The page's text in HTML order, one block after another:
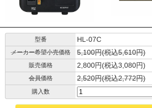
型番 HL-07C
メーカー希望小売価格 5,100円(税込5,610円)
販売価格 2,800円(税込3,080円)
会員価格 2,520円(税込2,772円)
購入数